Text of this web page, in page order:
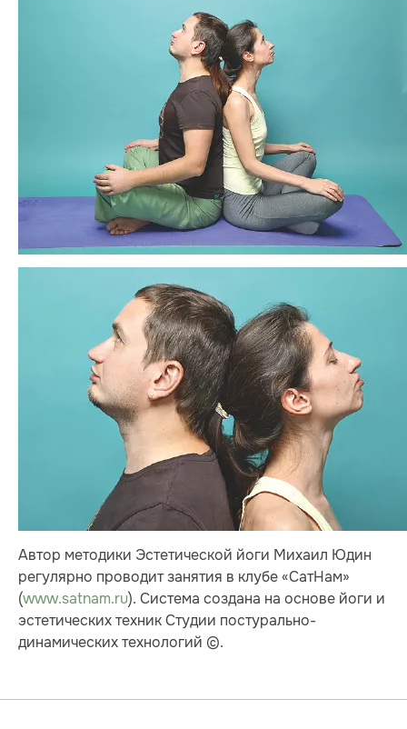
Автор методики Эстетической йоги Михаил Юдин
регулярно проводит занятия в клубе «СатНам»
(www.satnam.ru). Система создана на основе йоги и
эстетических техник Студии постурально-
динамических технологий ©.